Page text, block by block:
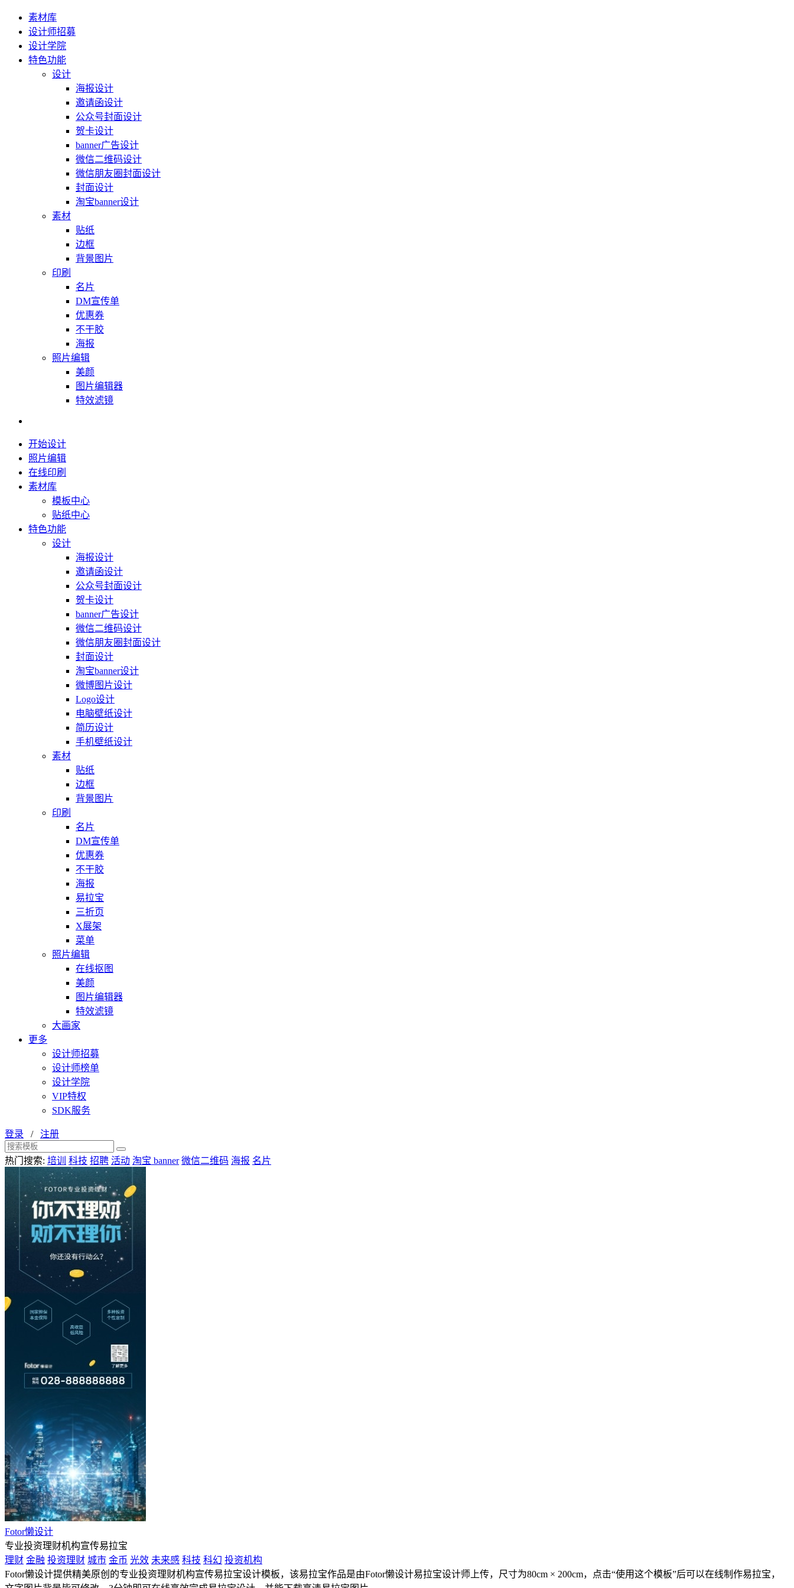
素材库
设计师招募
设计学院
特色功能
设计
海报设计
邀请函设计
公众号封面设计
贺卡设计
banner广告设计
微信二维码设计
微信朋友圈封面设计
封面设计
淘宝banner设计
素材
贴纸
边框
背景图片
印刷
名片
DM宣传单
优惠券
不干胶
海报
照片编辑
美颜
图片编辑器
特效滤镜
开始设计
照片编辑
在线印刷
素材库
模板中心
贴纸中心
特色功能
设计
海报设计
邀请函设计
公众号封面设计
贺卡设计
banner广告设计
微信二维码设计
微信朋友圈封面设计
封面设计
淘宝banner设计
微博图片设计
Logo设计
电脑壁纸设计
简历设计
手机壁纸设计
素材
贴纸
边框
背景图片
印刷
名片
DM宣传单
优惠券
不干胶
海报
易拉宝
三折页
X展架
菜单
照片编辑
在线抠图
美颜
图片编辑器
特效滤镜
大画家
更多
设计师招募
设计师榜单
设计学院
VIP特权
SDK服务
登录 / 注册
热门搜索: 培训 科技 招聘 活动 淘宝 banner 微信二维码 海报 名片
Fotor懒设计
专业投资理财机构宣传易拉宝
理财 金融 投资理财 城市 金币 光效 未来感 科技 科幻 投资机构
Fotor懒设计提供精美原创的专业投资理财机构宣传易拉宝设计模板，该易拉宝作品是由Fotor懒设计易拉宝设计师上传，尺寸为80cm × 200cm，点击“使用这个模板”后可以在线制作易拉宝，